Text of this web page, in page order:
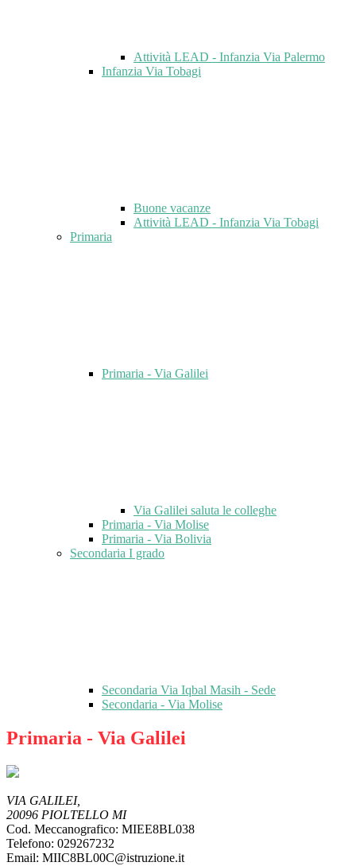
Attività LEAD - Infanzia Via Palermo
Infanzia Via Tobagi
Buone vacanze
Attività LEAD - Infanzia Via Tobagi
Primaria
Primaria - Via Galilei
Via Galilei saluta le colleghe
Primaria - Via Molise
Primaria - Via Bolivia
Secondaria I grado
Secondaria Via Iqbal Masih - Sede
Secondaria - Via Molise
Primaria - Via Galilei
VIA GALILEI,
20096 PIOLTELLO MI
Cod. Meccanografico: MIEE8BL038
Telefono: 029267232
Email: MIIC8BL00C@istruzione.it